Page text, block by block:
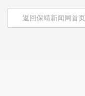
返回保靖新闻网首页